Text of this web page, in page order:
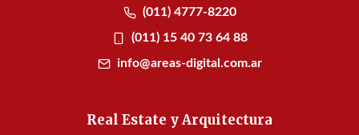
(011) 4777-8220
(011) 15 40 73 64 88
info@areas-digital.com.ar
Real Estate y Arquitectura